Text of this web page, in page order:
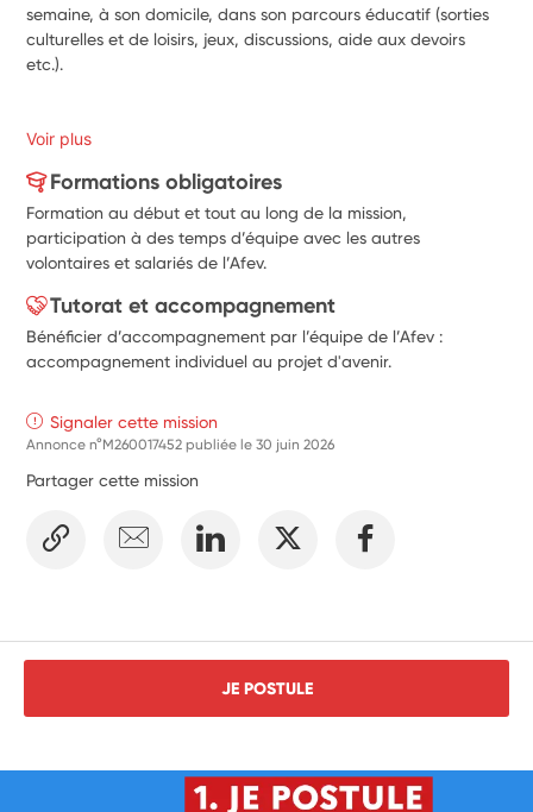
semaine, à son domicile, dans son parcours éducatif (sorties
culturelles et de loisirs, jeux, discussions, aide aux devoirs
etc.).
Voir plus
Formations obligatoires
Formation au début et tout au long de la mission,
participation à des temps d’équipe avec les autres
volontaires et salariés de l’Afev.
Tutorat et accompagnement
Bénéficier d’accompagnement par l’équipe de l’Afev :
accompagnement individuel au projet d'avenir.
Signaler cette mission
Annonce n°M260017452 publiée le30 juin 2026
Partager cette mission
JE POSTULE